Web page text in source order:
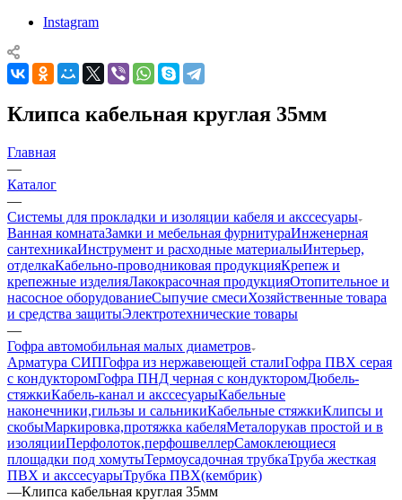
Instagram
Клипса кабельная круглая 35мм
Главная
—
Каталог
—
Системы для прокладки и изоляции кабеля и акссесуары
Ванная комнатаЗамки и мебельная фурнитураИнженерная
сантехникаИнструмент и расходные материалыИнтерьер,
отделкаКабельно-проводниковая продукцияКрепеж и
крепежные изделияЛакокрасочная продукцияОтопительное и
насосное оборудованиеСыпучие смесиХозяйственные товара
и средства защитыЭлектротехнические товары
—
Гофра автомобильная малых диаметров
Арматура СИПГофра из нержавеющей сталиГофра ПВХ серая
с кондукторомГофра ПНД черная с кондукторомДюбель-
стяжкиКабель-канал и акссесуарыКабельные
наконечники,гильзы и сальникиКабельные стяжкиКлипсы и
скобыМаркировка,протяжка кабеляМеталорукав простой и в
изоляцииПерфолоток,перфошвеллерСамоклеющиеся
площадки под хомутыТермоусадочная трубкаТруба жесткая
ПВХ и акссесуарыТрубка ПВХ(кембрик)
—Клипса кабельная круглая 35мм